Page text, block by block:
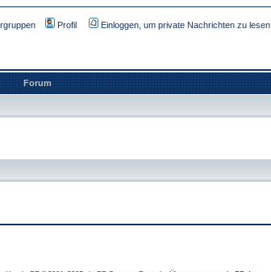
Profil Einloggen, um private Nachrichten zu lesen
Forum